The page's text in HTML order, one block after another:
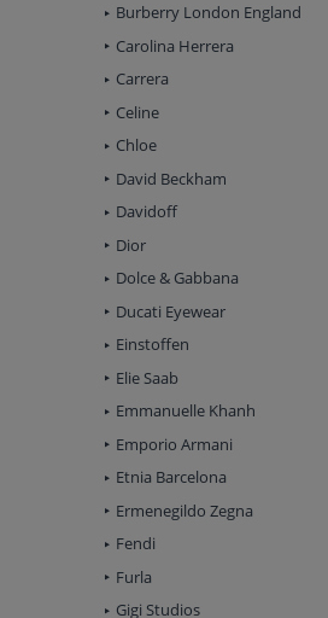
Burberry London England
Carolina Herrera
Carrera
Celine
Chloe
David Beckham
Davidoff
Dior
Dolce & Gabbana
Ducati Eyewear
Einstoffen
Elie Saab
Emmanuelle Khanh
Emporio Armani
Etnia Barcelona
Ermenegildo Zegna
Fendi
Furla
Gigi Studios